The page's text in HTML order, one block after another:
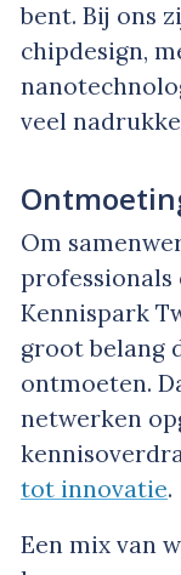
bent. Bij ons
chipdesign,
veel
Om
professionals
Kennispark
groot belang
ontmoeten.
netwerken
tot innovatie.
Een mix van